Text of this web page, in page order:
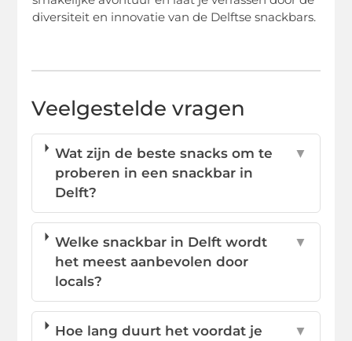
diversiteit en innovatie van de Delftse snackbars.
Veelgestelde vragen
Wat zijn de beste snacks om te
proberen in een snackbar in
Delft?
▼
Welke snackbar in Delft wordt
het meest aanbevolen door
locals?
▼
Hoe lang duurt het voordat je
▼